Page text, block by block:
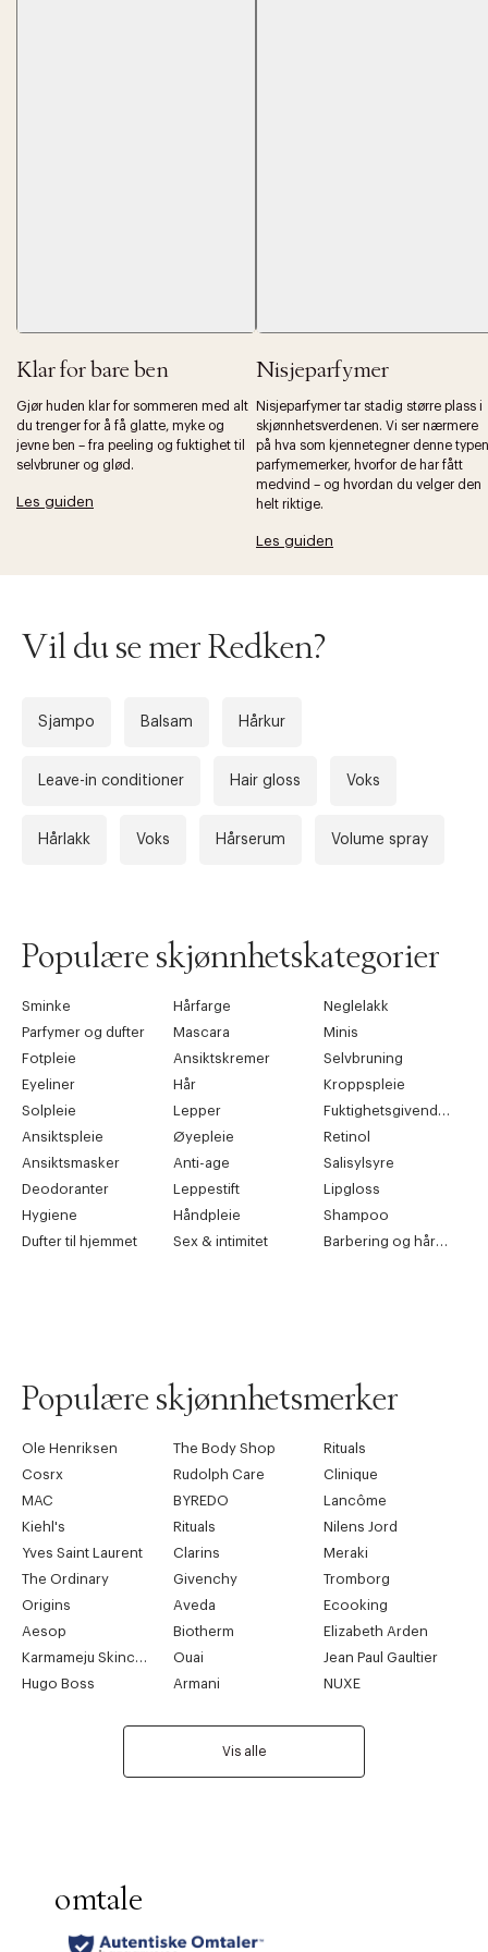
Klar for bare ben
Gjør huden klar for sommeren med alt
du trenger for å få glatte, myke og
jevne ben – fra peeling og fuktighet til
selvbruner og glød.
Les guiden
Nisjeparfymer
Nisjeparfymer tar stadig større plass i
skjønnhetsverdenen. Vi ser nærmere
på hva som kjennetegner denne typen
parfymemerker, hvorfor de har fått
medvind – og hvordan du velger den
helt riktige.
Les guiden
Vil du se mer Redken?
Sjampo Balsam Hårkur
Leave-in conditioner Hair gloss Voks
Hårlakk Voks Hårserum Volume spray
Populære skjønnhetskategorier
Sminke Hårfarge
Neglelakk
Parfymer og dufter
Mascara
Minis
Fotpleie
Ansiktskremer
Selvbruning
Eyeliner
Hår
Kroppspleie
Solpleie
Lepper
Ansiktspleie
Øyepleie
Retinol
Ansiktsmasker
Anti-age
Salisylsyre
Deodoranter
Leppestift
Lipgloss
Hygiene
Håndpleie
Shampoo
Dufter til hjemmet
Sex & intimitet
Populære skjønnhetsmerker
Ole Henriksen The Body Shop
Rituals
Cosrx
Rudolph Care
Clinique
MAC
BYREDO
Lancôme
Kiehl's
Rituals
Nilens Jord
Yves Saint Laurent
Clarins
Meraki
The Ordinary
Givenchy
Tromborg
Origins
Aveda
Ecooking
Aesop
Biotherm
Elizabeth Arden
Ouai
Jean Paul Gaultier
Hugo Boss
Armani NUXE
Vis alle